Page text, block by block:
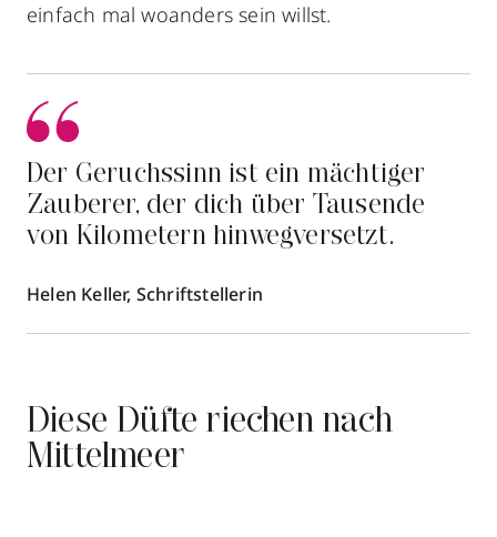
einfach mal woanders sein willst.
Der Geruchssinn ist ein mächtiger
Zauberer, der dich über Tausende
von Kilometern hinwegversetzt.
Helen Keller, Schriftstellerin
Diese Düfte riechen nach
Mittelmeer